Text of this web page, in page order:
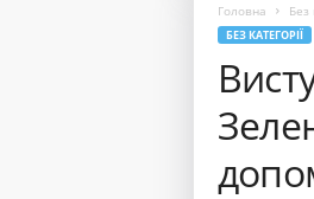
Головна Без
БЕЗ КАТЕГОРІЇ